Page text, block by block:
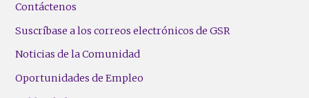
Contáctenos
Suscríbase a los correos electrónicos de GSR
Noticias de la Comunidad
Oportunidades de Empleo